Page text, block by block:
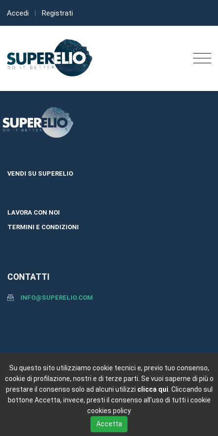
Accedi | Registrati
VENDI SU SUPERELIO
LAVORA CON NOI
TERMINI E CONDIZIONI
CONTATTI
INFO@SUPERELIO.COM
SEGUICI SU:
Su questo sito utilizziamo cookie tecnici e, previo tuo consenso,
cookie di profilazione, nostri e di terze parti. Se vuoi saperne di più o
prestare il consenso solo ad alcuni utilizzi clicca qui . Cliccando sul
bottone Accetta, invece, presti il consenso all'uso di tutti i cookie
cookies policy
Accetta